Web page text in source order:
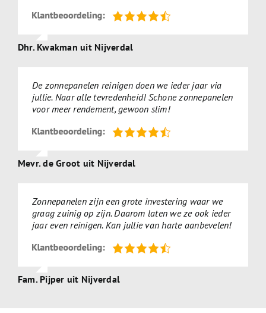
Dhr. Kwakman uit Nijverdal
De zonnepanelen reinigen doen we ieder jaar via
jullie. Naar alle tevredenheid! Schone zonnepanelen
voor meer rendement, gewoon slim!
Mevr. de Groot uit Nijverdal
Zonnepanelen zijn een grote investering waar we
graag zuinig op zijn. Daarom laten we ze ook ieder
jaar even reinigen. Kan jullie van harte aanbevelen!
Fam. Pijper uit Nijverdal